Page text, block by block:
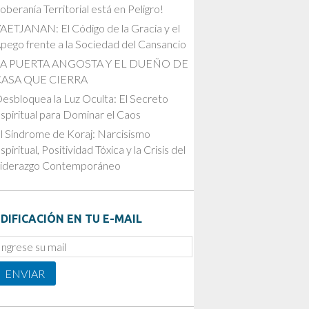
Territorial está en Peligro!
El Código de la Gracia y el
frente a la Sociedad del Cansancio
PUERTA ANGOSTA Y EL DUEÑO DE
QUE CIERRA
la Luz Oculta: El Secreto
para Dominar el Caos
Síndrome de Koraj: Narcisismo
Positividad Tóxica y la Crisis del
Contemporáneo
EN TU E-MAIL
Email
ENVIAR